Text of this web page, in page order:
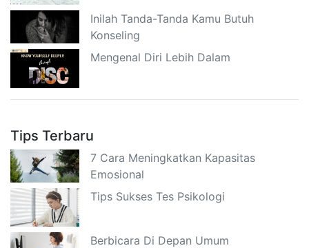
Inilah Tanda-Tanda Kamu Butuh
Konseling
Mengenal Diri Lebih Dalam
Tips Terbaru
7 Cara Meningkatkan Kapasitas
Emosional
Tips Sukses Tes Psikologi
Berbicara Di Depan Umum